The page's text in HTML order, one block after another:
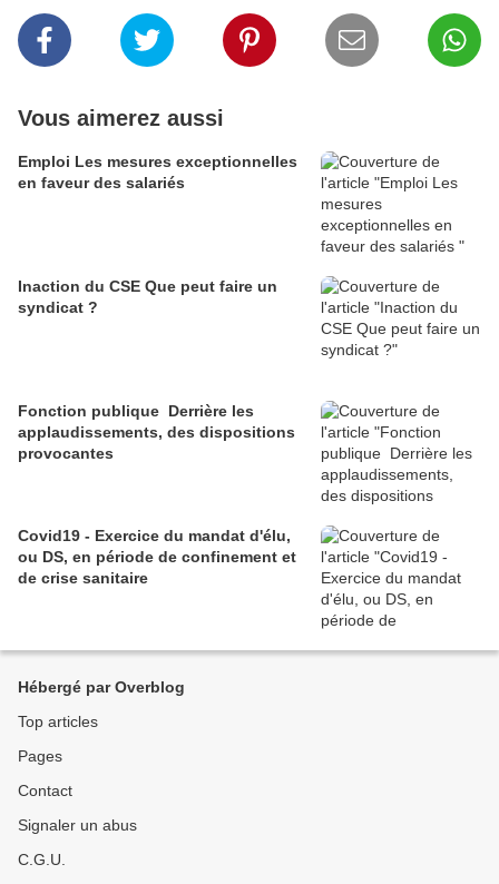
Vous aimerez aussi
Emploi Les mesures exceptionnelles
en faveur des salariés
Inaction du CSE Que peut faire un
syndicat ?
Fonction publique Derrière les
applaudissements, des dispositions
provocantes
Covid19 - Exercice du mandat d'élu,
ou DS, en période de confinement et
de crise sanitaire
Hébergé par Overblog
Top articles
Pages
Contact
Signaler un abus
C.G.U.